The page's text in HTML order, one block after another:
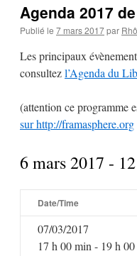
Agenda 2017
Publié le 7 mars 2017par
Les principaux
consultezl’Agenda du
(attention ce programme
sur http://framasphere.org
6 mars 2017 -
Date/Time
07/03/2017
17 h 00 min - 19 h 00